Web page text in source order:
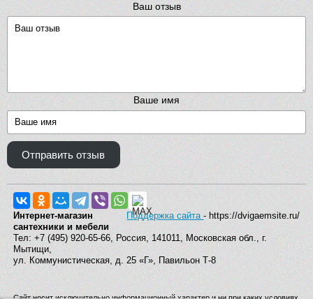
Ваш отзыв
Ваше имя
Отправить отзыв
Поддержка сайта- https://dvigaemsite.ru/
Интернет-магазин
сантехники и мебели
Тел: +7 (495) 920-65-66, Россия, 141011, Московская обл., г.
Мытищи,
ул. Коммунистическая, д. 25 «Г», Павильон Т-8